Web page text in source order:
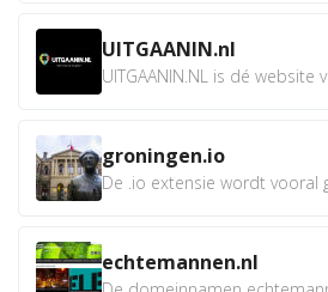
UITGAANIN.nl
groningen.io
echtemannen.nl